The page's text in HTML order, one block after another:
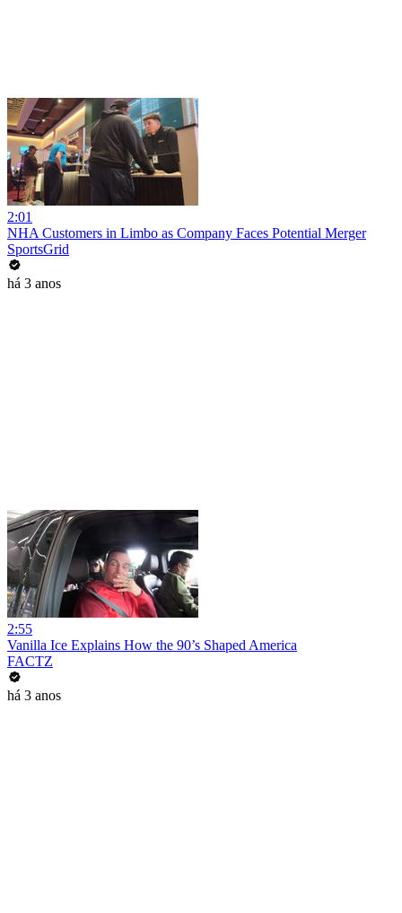
2:01
NHA Customers in Limbo as Company Faces Potential Merger
SportsGrid
há 3 anos
2:55
Vanilla Ice Explains How the 90’s Shaped America
FACTZ
há 3 anos